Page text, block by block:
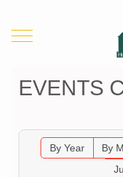
Mobile Menu Toggle
EVENTS
By Year By